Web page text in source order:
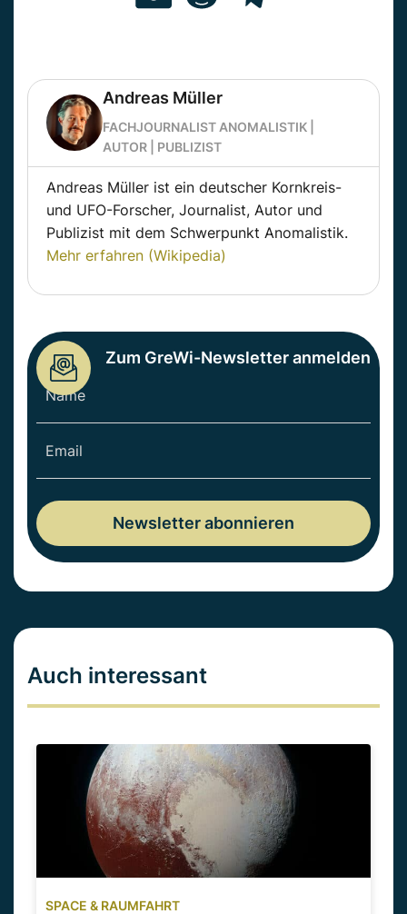
Andreas Müller
FACHJOURNALIST ANOMALISTIK |
AUTOR | PUBLIZIST
Andreas Müller ist ein deutscher Kornkreis-
und UFO-Forscher, Journalist, Autor und
Publizist mit dem Schwerpunkt Anomalistik.
Mehr erfahren (Wikipedia)
Zum GreWi-Newsletter anmelden
Auch interessant
SPACE & RAUMFAHRT